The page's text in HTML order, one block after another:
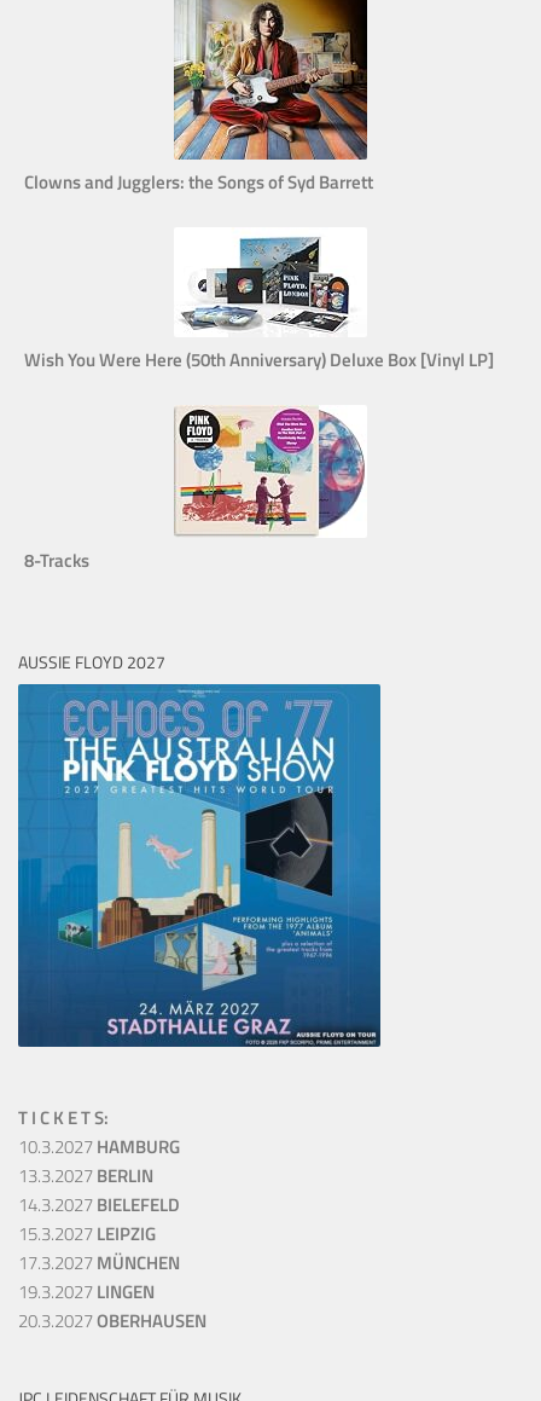
Clowns and Jugglers: the Songs of Syd Barrett
Wish You Were Here (50th Anniversary) Deluxe Box [Vinyl LP]
8-Tracks
AUSSIE FLOYD 2027
T I C K E T S:
10.3.2027HAMBURG
13.3.2027BERLIN
14.3.2027BIELEFELD
15.3.2027LEIPZIG
17.3.2027MÜNCHEN
19.3.2027LINGEN
20.3.2027OBERHAUSEN